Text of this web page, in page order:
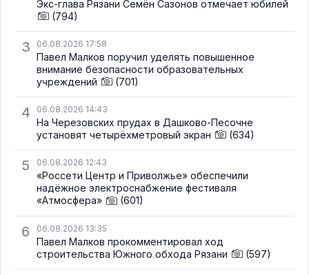
Экс-глава Рязани Семён Сазонов отмечает юбилей
(794)
3 06.08.2026 17:58
Павел Малков поручил уделять повышенное
внимание безопасности образовательных
учреждений
(701)
4 06.08.2026 14:43
На Черезовских прудах в Дашково-Песочне
установят четырёхметровый экран
(634)
5 06.08.2026 12:43
«Россети Центр и Приволжье» обеспечили
надёжное электроснабжение фестиваля
«Атмосфера»
(601)
6 06.08.2026 13:35
Павел Малков прокомментировал ход
строительства Южного обхода Рязани
(597)